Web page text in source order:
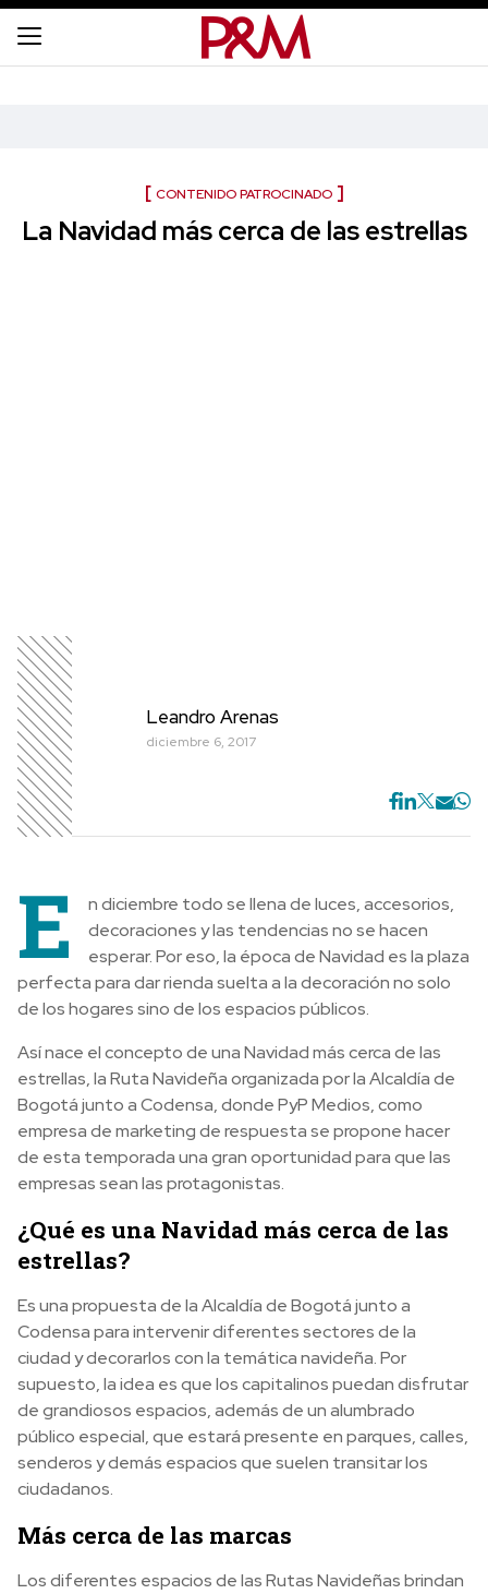
CONTENIDO PATROCINADO
La Navidad más cerca de las estrellas
Leandro Arenas
diciembre 6, 2017
E
n diciembre todo se llena de luces, accesorios,
decoraciones y las tendencias no se hacen
esperar. Por eso, la época de Navidad es la plaza
perfecta para dar rienda suelta a la decoración no solo
de los hogares sino de los espacios públicos.
Así nace el concepto de una Navidad más cerca de las
estrellas, la Ruta Navideña organizada por la Alcaldía de
Bogotá junto a Codensa, donde PyP Medios, como
empresa de marketing de respuesta se propone hacer
de esta temporada una gran oportunidad para que las
empresas sean las protagonistas.
¿Qué es una Navidad más cerca de las
estrellas?
Es una propuesta de la Alcaldía de Bogotá junto a
Codensa para intervenir diferentes sectores de la
ciudad y decorarlos con la temática navideña. Por
supuesto, la idea es que los capitalinos puedan disfrutar
de grandiosos espacios, además de un alumbrado
público especial, que estará presente en parques, calles,
senderos y demás espacios que suelen transitar los
ciudadanos.
Más cerca de las marcas
Los diferentes espacios de las Rutas Navideñas brindan